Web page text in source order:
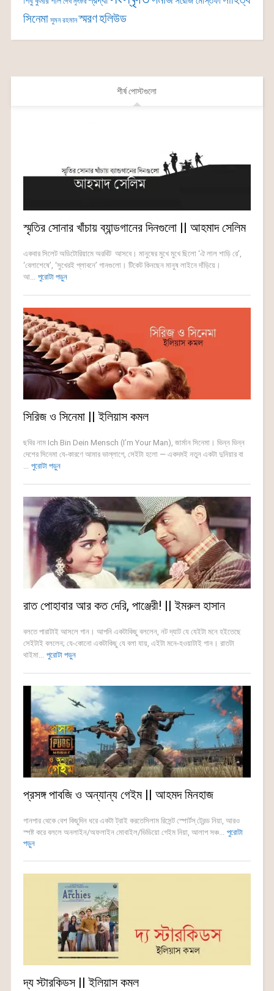
শেখ লুৎফর
সিনেমা সুমন রহমান স্মরণহলিউড
শীর্ষ পোস্টগুলো
স্মৃতির সোনার খাঁচায় ব্যান্ডগানের দিনগুলো || আহমাদ সেলিম
একবার সিলেট অডিটোরিয়ামে অরবিট আসবে। মানুষের মুখে মুখে ছিলো ‘ঐ লাল শাড়ি রে’,
‘বেলাশেষে’, ‘সুখেরই প্লাবনে’ গানগুলো। টিকেট কিনছেন মানুষ লাইনে দাঁড়িয়ে।
আ... পুরোটা পড়ুন
সিরিজ ও সিনেমা || ইলিয়াস কমল
ছবির নাম Ich Bin Dein Mensch (I’m Your Man), জার্মান সিনেমা। ভিন্ন ভিন্ন
দেশের সিনেমা যে-কারণে আমার ভাল্লাগে, সেইটা হলো — একদমই নতুন একটা দুনিয়ার বা
... পুরোটা পড়ুন
রাত পোহাবার আর কত দেরি, পাঞ্জেরী! || ইমরুল হাসান
বলতে পারাটাই আসলে গান। আপনি একটাকিছু বললেন, নট দ্যাট যে যেইটা মনে হইতেছে
সেইটাই বললেন; যে-কোনো একটাকিছু যে বলা যায়, এইটা মনে-হওয়াটাই গান। রাতটা
থাইমা... পুরোটা পড়ুন
প্রসঙ্গ পাবজি ও অন্যান্য গেইম || আহমদ মিনহাজ
গানপার থেকে বেশ কিছুদিন ধরে একটা ট্রাই করতেসিলাম রিসেন্ট স্পোর্টস্ ট্রেন্ড নিয়া, আরও
স্পষ্ট করে বললে অনলাইন/অফলাইন মোবাইল/ভিডিয়ো গেইম নিয়া, আলাপ সঞ্চ... পুরোটা
পড়ুন
দ্য স্টারকিডস || ইলিয়াস কমল